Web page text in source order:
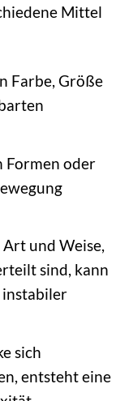
Mittel
Farbe, Größe
Formen oder
Art und Weise,
sind, kann
sich
entsteht eine